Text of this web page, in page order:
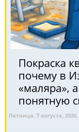
Покраска
почему в
«маляра»,
понятную
Пятница, 7 августа, 2026,